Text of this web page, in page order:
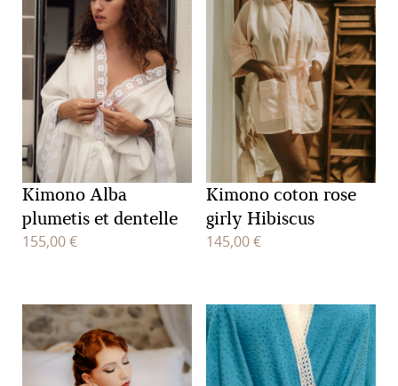
Kimono Alba
plumetis et dentelle
155,00 €
Kimono coton rose
girly Hibiscus
145,00 €